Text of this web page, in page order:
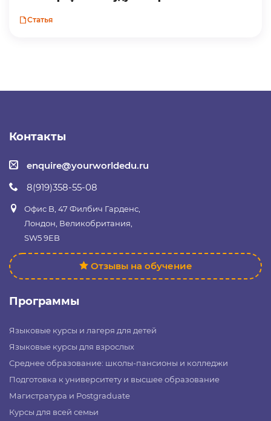
Статья
Контакты
enquire@yourworldedu.ru
8(919)358-55-08
Офис B, 47 Филбич Гарденс,
Лондон, Великобритания,
SW5 9EB
Отзывы на обучение
Программы
Языковые курсы и лагеря для детей
Языковые курсы для взрослых
Среднее образование: школы-пансионы и колледжи
Подготовка к университету и высшее образование
Магистратура и Postgraduate
Курсы для всей семьи